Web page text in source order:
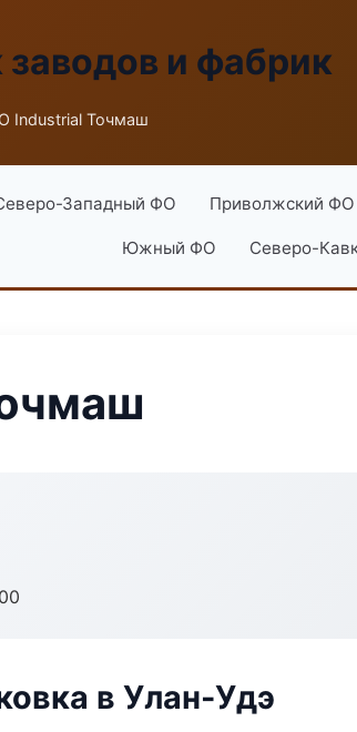
и фабрик
Industrial Точмаш
Западный ФО Приволжский ФО
Южный ФО Северо-
в Улан-Удэ